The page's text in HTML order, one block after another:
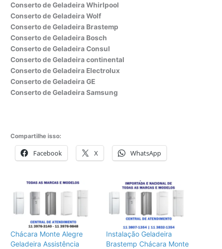
Conserto de Geladeira Whirlpool
Conserto de Geladeira Wolf
Conserto de Geladeira Brastemp
Conserto de Geladeira Bosch
Conserto de Geladeira Consul
Conserto de Geladeira continental
Conserto de Geladeira Electrolux
Conserto de Geladeira GE
Conserto de Geladeira Samsung
Compartilhe isso:
Facebook X WhatsApp
Chácara Monte Alegre
Geladeira Assistência
Instalação Geladeira
Brastemp Chácara Monte